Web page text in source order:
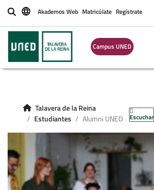
BuscarAkademos Web Matricúlate Regístrate
Campus UNED
Talavera de la Reina
Estudiantes
Alumni UNED Escuchar